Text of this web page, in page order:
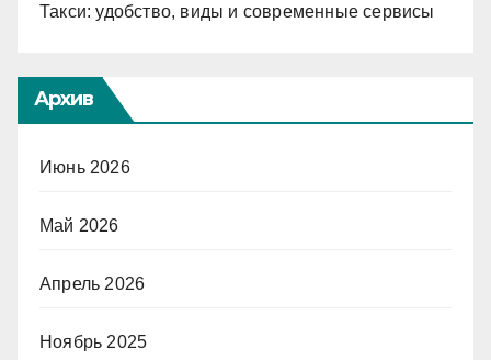
Такси: удобство, виды и современные сервисы
Архив
Июнь 2026
Май 2026
Апрель 2026
Ноябрь 2025